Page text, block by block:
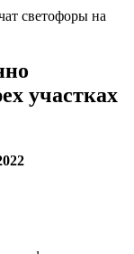
светофоры на
участках